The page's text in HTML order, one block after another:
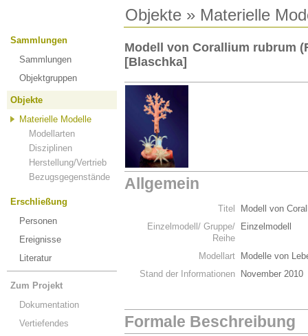
Objekte » Materielle
Sammlungen
Sammlungen
Objektgruppen
Objekte
Materielle Modelle
Modellarten
Disziplinen
Herstellung/Vertrieb
Bezugsgegenstände
Erschließung
Personen
Ereignisse
Literatur
Zum Projekt
Dokumentation
Vertiefendes
Modell von Corallium rubrum
[Blaschka]
Allgemein
Titel
Modell von
Einzelmodell/ Gruppe/
Reihe
Einzelmodell
Modellart
Modelle von
Stand der Informationen
November 2010
Formale Beschreibung